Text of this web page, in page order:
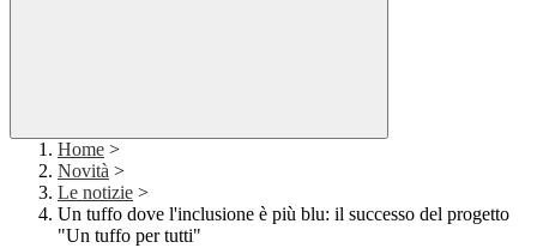
Home >
Novità >
Le notizie >
Un tuffo dove l'inclusione è più blu: il successo del progetto
"Un tuffo per tutti"